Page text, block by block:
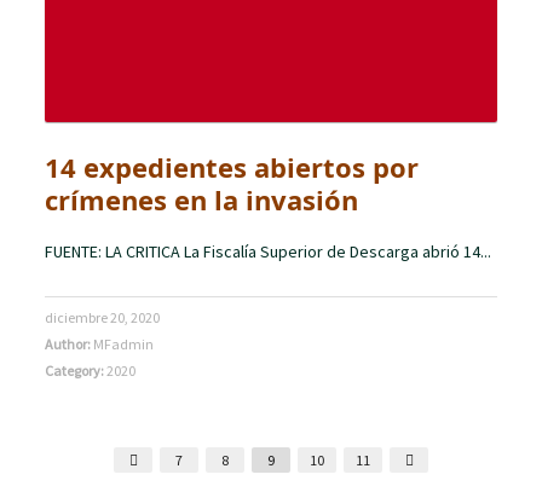
14 expedientes abiertos por
crímenes en la invasión
FUENTE: LA CRITICA La Fiscalía Superior de Descarga abrió 14...
diciembre 20, 2020
Author: MFadmin
Category:2020
7 8 9 10 11